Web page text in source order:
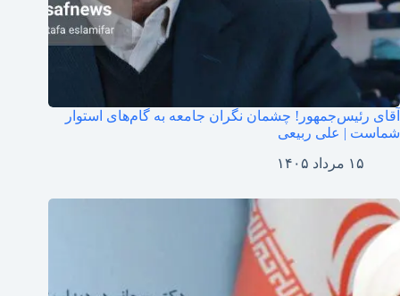
آقای رئیس‌جمهور! چشمان نگران جامعه به گام‌های استوار
شماست | علی ربیعی
۱۵ مرداد ۱۴۰۵